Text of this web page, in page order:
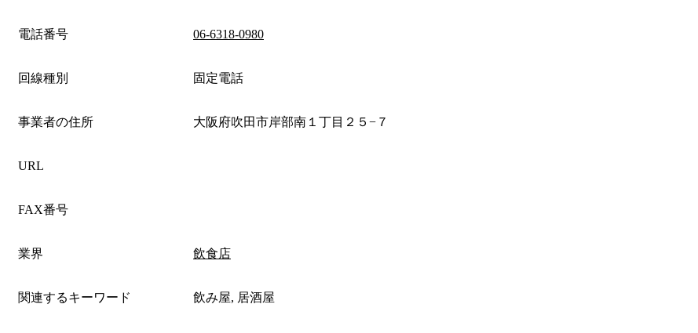
電話番号 06-6318-0980
回線種別 固定電話
事業者の住所 大阪府吹田市岸部南１丁目２５−７
URL
FAX番号
業界 飲食店
関連するキーワード 飲み屋, 居酒屋